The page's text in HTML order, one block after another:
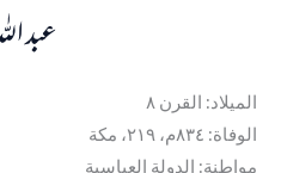
عبد
الميلاد: القرن ٨
الوفاة: ٨٣٤م، ٢١٩، مكة
مواطنة: الدولة العباسية